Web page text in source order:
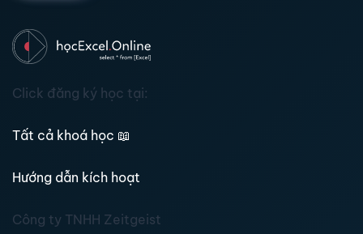
Click đăng ký học tại:
Tất cả khoá học 📖
Hướng dẫn kích hoạt
Công ty TNHH Zeitgeist